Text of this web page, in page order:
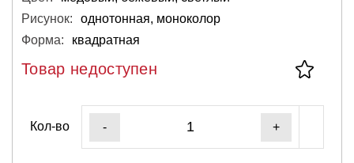
Рисунок:
однотонная, моноколор
Форма:
квадратная
Товар недоступен
Кол-во - +